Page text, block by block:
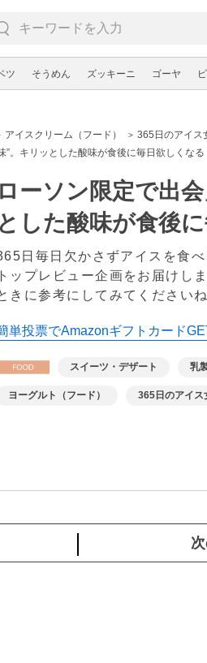
ツ そうめん ズッキーニ ゴーヤ
アイスクリーム（フード）
365日のアイス
。キリッとした酸味が食後に毎日欲しくなる
ローソン限定で出
とした酸味が食後
日毎日欠かさずアイスを食
トップレビュー企画をお届けし
きに参考にしてみてください
単投票でAmazonギフトカード
スイーツ・デザート 乳
ヨーグルト（フード） 365日のアイス